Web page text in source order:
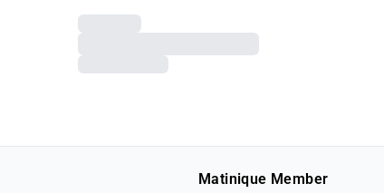
Matinique Member